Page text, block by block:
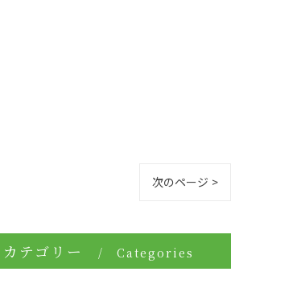
次のページ >
カテゴリー Categories